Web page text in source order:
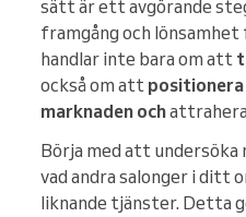
sätt är ett avgörande
framgång och
handlar inte bara om att
också om att positionera
marknaden och
Börja med att
vad andra salonger i ditt
liknande tjänster. Detta